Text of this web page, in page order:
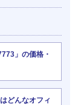
」の価格・
どんなオフィ